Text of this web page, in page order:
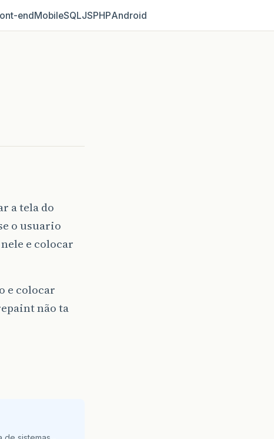
MobileSQLJSPHPAndroid
a tela do
o usuario
e colocar
e colocar
não ta